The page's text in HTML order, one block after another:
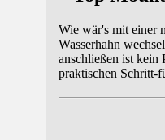
Wie wär's mit einer
Wasserhahn
anschließen ist kein
praktischen Schritt-